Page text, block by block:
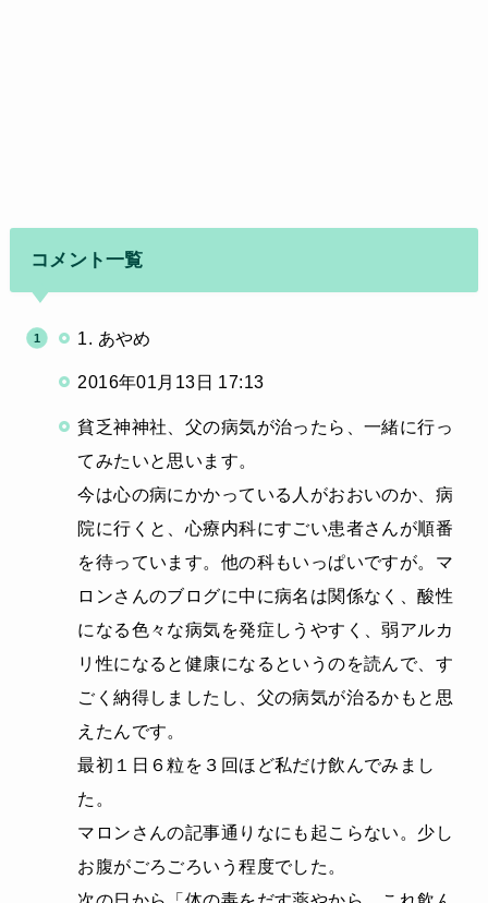
コメント一覧
1. あやめ
2016年01月13日 17:13
貧乏神神社、父の病気が治ったら、一緒に行っ
てみたいと思います。
今は心の病にかかっている人がおおいのか、病
院に行くと、心療内科にすごい患者さんが順番
を待っています。他の科もいっぱいですが。マ
ロンさんのブログに中に病名は関係なく、酸性
になる色々な病気を発症しうやすく、弱アルカ
リ性になると健康になるというのを読んで、す
ごく納得しましたし、父の病気が治るかもと思
えたんです。
最初１日６粒を３回ほど私だけ飲んでみまし
た。
マロンさんの記事通りなにも起こらない。少し
お腹がごろごろいう程度でした。